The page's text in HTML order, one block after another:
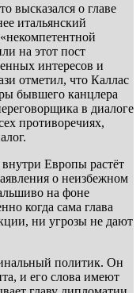
высказался о главе
итальянский
на этот пост
интересов и
отметил, что Каллас
бывшего канцлера
в диалоге
противоречиях,
Европы растёт
о неизбежном
на фоне
когда сама глава
ни угрозы не дают
политик. Он
и его слова имеют